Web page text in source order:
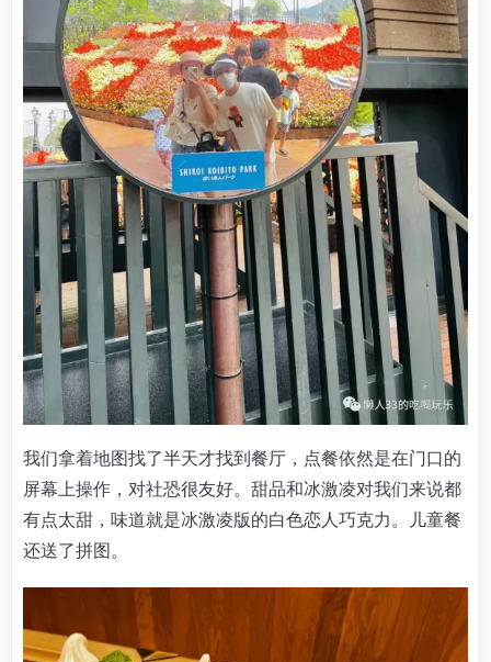
我们拿着地图找了半天才找到餐厅，点餐依然是在门口的
屏幕上操作，对社恐很友好。甜品和冰激凌对我们来说都
有点太甜，味道就是冰激凌版的白色恋人巧克力。儿童餐
还送了拼图。